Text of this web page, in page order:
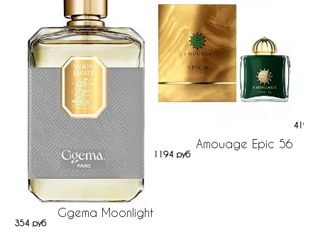
Ggema Moonlight
354 руб
Amouage Epic 56
1194 руб
419